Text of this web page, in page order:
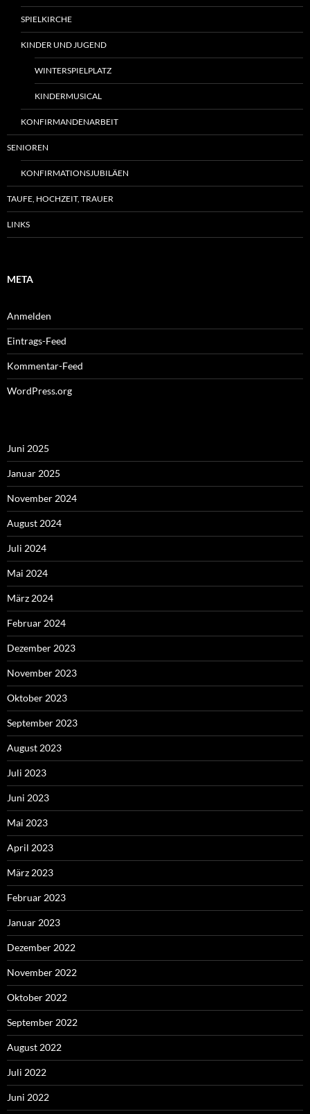
SPIELKIRCHE
KINDER UND JUGEND
WINTERSPIELPLATZ
KINDERMUSICAL
KONFIRMANDENARBEIT
SENIOREN
KONFIRMATIONSJUBILÄEN
TAUFE, HOCHZEIT, TRAUER
LINKS
META
Anmelden
Eintrags-Feed
Kommentar-Feed
WordPress.org
Juni 2025
Januar 2025
November 2024
August 2024
Juli 2024
Mai 2024
März 2024
Februar 2024
Dezember 2023
November 2023
Oktober 2023
September 2023
August 2023
Juli 2023
Juni 2023
Mai 2023
April 2023
März 2023
Februar 2023
Januar 2023
Dezember 2022
November 2022
Oktober 2022
September 2022
August 2022
Juli 2022
Juni 2022